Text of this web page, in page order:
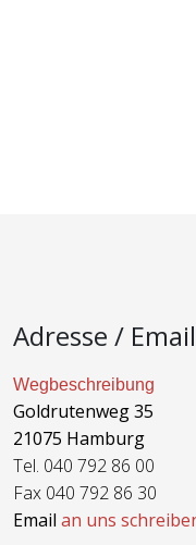
Adresse / Email
Wegbeschreibung
Goldrutenweg 35
21075 Hamburg
Tel. 040 792 86 00
Fax 040 792 86 30
Email an uns